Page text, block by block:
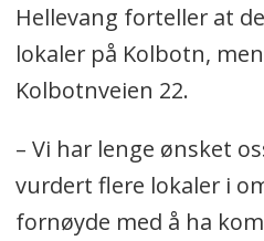
Hellevang forteller at
lokaler på Kolbotn,
Kolbotnveien 22.
– Vi har lenge ønsket
vurdert flere lokaler i
fornøyde med å ha